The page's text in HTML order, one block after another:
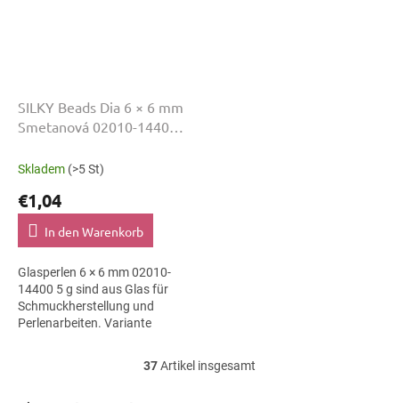
SILKY Beads Dia 6 × 6 mm
Smetanová 02010-14400 5
Skladem (>5 St)
€1,04
In den Warenkorb
Glasperlen 6 × 6 mm 02010-
14400 5 g sind aus Glas für
Schmuckherstellung und
Perlenarbeiten. Variante
S
37Artikel insgesamt